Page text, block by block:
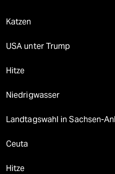
Katzen
USA unter Trump
Hitze
Niedrigwasser
Landtagswahl in Sachsen-
Ceuta
Hitze